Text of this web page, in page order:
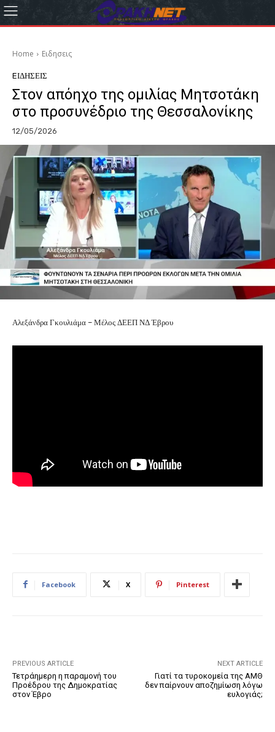
Home Eιδησεις
EΙΔΗΣΕΙΣ
Στον απόηχο της ομιλίας Μητσοτάκη
στο προσυνέδριο της Θεσσαλονίκης
12/05/2026
Αλεξάνδρα Γκουλιάμα – Μέλος ΔΕΕΠ ΝΔ Έβρου
Facebook X Pinterest
PREVIOUS ARTICLE
Τετράημερη η παραμονή του
Προέδρου της Δημοκρατίας
στον Έβρο
NEXT ARTICLE
Γιατί τα τυροκομεία της ΑΜΘ
δεν παίρνουν αποζημίωση λόγω
ευλογιάς;